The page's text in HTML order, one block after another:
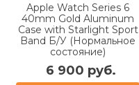
Apple Watch Series 6
40mm Gold Aluminum
Case with Starlight Sport
Band Б/У (Нормальное
состояние)
6 900 руб.